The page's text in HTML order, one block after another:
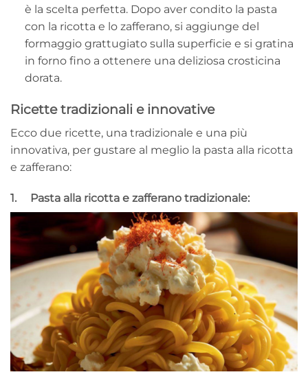
è la scelta perfetta. Dopo aver condito la pasta
con la ricotta e lo zafferano, si aggiunge del
formaggio grattugiato sulla superficie e si gratina
in forno fino a ottenere una deliziosa crosticina
dorata.
Ricette tradizionali e innovative
Ecco due ricette, una tradizionale e una più
innovativa, per gustare al meglio la pasta alla ricotta
e zafferano:
1. Pasta alla ricotta e zafferano tradizionale: